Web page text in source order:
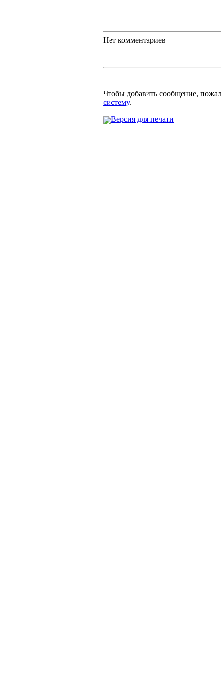
Нет комментариев
Чтобы добавить сообщение,
систему.
Версия для печати